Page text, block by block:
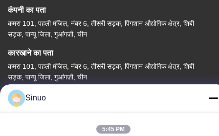
कंपनी का पता
कमरा 101, पहली मंजिल, नंबर 6, तीसरी सड़क, पिंगशान औद्योगिक क्षेत्र, शिबी
सड़क, पान्यू जिला, गुआंगज़ौ, चीन
कारखाने का पता
कमरा 101, पहली मंजिल, नंबर 6, तीसरी सड़क, पिंगशान औद्योगिक क्षेत्र, शिबी
सड़क, पान्यू जिला, गुआंगज़ौ, चीन
टेलीफोन
+86--13527656435
Sinuo
5:45 PM